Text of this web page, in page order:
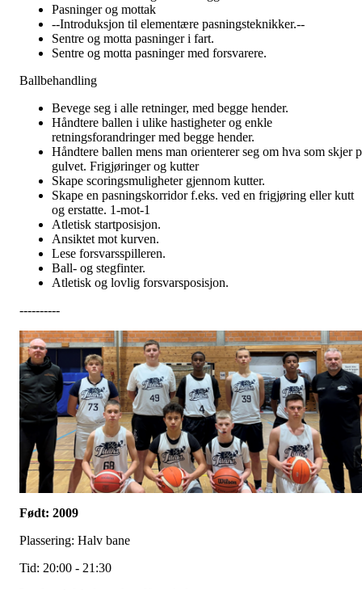
Pasninger og mottak
--Introduksjon til elementære pasningsteknikker.--
Sentre og motta pasninger i fart.
Sentre og motta pasninger med forsvarere.
Ballbehandling
Bevege seg i alle retninger, med begge hender.
Håndtere ballen i ulike hastigheter og enkle
retningsforandringer med begge hender.
Håndtere ballen mens man orienterer seg om hva som skjer
gulvet. Frigjøringer og kutter
Skape scoringsmuligheter gjennom kutter.
Skape en pasningskorridor f.eks. ved en frigjøring eller kutt
og erstatte. 1-mot-1
Atletisk startposisjon.
Ansiktet mot kurven.
Lese forsvarsspilleren.
Ball- og stegfinter.
Atletisk og lovlig forsvarsposisjon.
----------
Født: 2009
Plassering: Halv bane
Tid: 20:00 - 21:30